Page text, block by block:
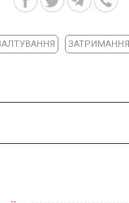
ЗАТРИМАННЯ